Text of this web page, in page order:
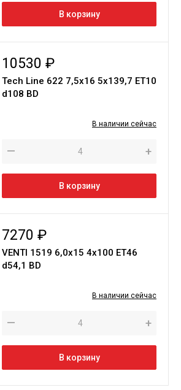
В корзину
10530 ₽
Tech Line 622 7,5х16 5х139,7 ЕТ10
d108 BD
В наличии сейчас
— +
В корзину
7270 ₽
VENTI 1519 6,0х15 4х100 ET46
d54,1 BD
В наличии сейчас
— +
В корзину